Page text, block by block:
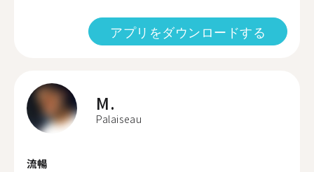
アプリをダウンロードする
M.
Palaiseau
流暢